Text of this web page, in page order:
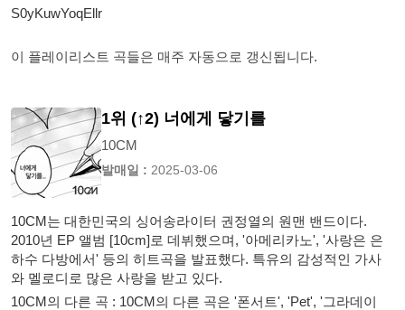
S0yKuwYoqEllr
이 플레이리스트 곡들은 매주 자동으로 갱신됩니다.
1위 (↑2) 너에게 닿기를
10CM
발매일 : 2025-03-06
10CM는 대한민국의 싱어송라이터 권정열의 원맨 밴드이다.
2010년 EP 앨범 [10cm]로 데뷔했으며, '아메리카노', '사랑은 은
하수 다방에서' 등의 히트곡을 발표했다. 특유의 감성적인 가사
와 멜로디로 많은 사랑을 받고 있다.
10CM의 다른 곡 : 10CM의 다른 곡은 '폰서트', 'Pet', '그라데이